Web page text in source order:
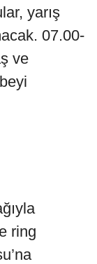
yarış
07.00-
ve
ring